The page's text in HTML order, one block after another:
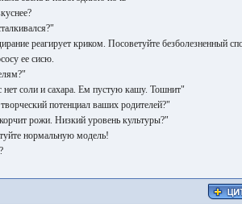
реагирует криком. Посоветуйте безболезненный
ее сисю.
соли и сахара. Ем пустую кашу. Тошнит"
потенциал ваших родителей?"
рожи. Низкий уровень культуры?"
нормальную модель!